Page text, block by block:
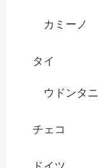
カミーノ
タイ
ウドンタニ
チェコ